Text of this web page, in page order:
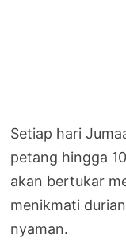
Setiap hari
petang hingga
akan bertukar
menikmati
nyaman.